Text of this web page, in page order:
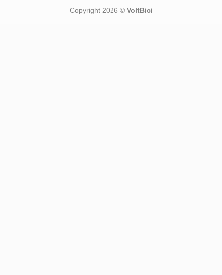
Copyright 2026 © VoltBici